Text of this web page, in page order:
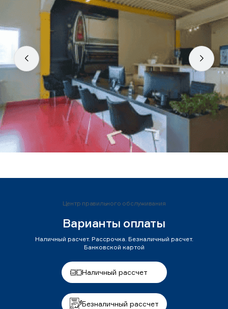
Центр правильного обслуживания
Варианты оплаты
Наличный расчет. Рассрочка. Безналичный расчет.
Банковской картой
Наличный рассчет
Безналичный рассчет